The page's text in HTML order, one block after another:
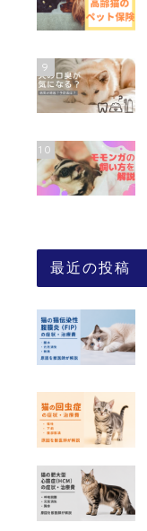
9
10
最近の投稿